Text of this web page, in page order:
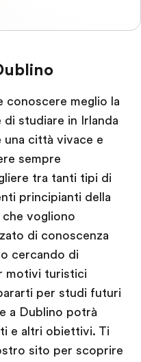
conoscere meglio la
studiare in Irlanda
una città vivace e
sempre
tra tanti tipi di
principianti della
che vogliono
di conoscenza
cercando di
motivi turistici
per studi futuri
a Dublino potrà
e altri obiettivi. Ti
sito per scoprire